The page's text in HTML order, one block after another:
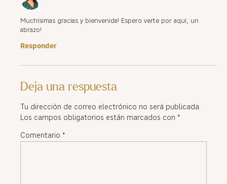
Muchísimas gracias y bienvenida! Espero verte por aquí, un
abrazo!
Responder
Deja una respuesta
Tu dirección de correo electrónico no será publicada.
Los campos obligatorios están marcados con *
Comentario *